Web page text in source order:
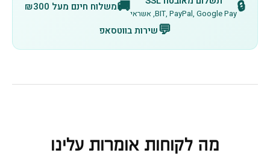
🔒BIT, PayPal, Google Pay, אשראי 🚚משלוח חינם מעל ₪300
💬שירות בווטסאפ
מה לקוחות אומרות עלינו